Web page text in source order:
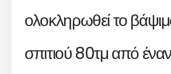
ολοκληρωθεί το
σπιτιού 80τμ από έναν